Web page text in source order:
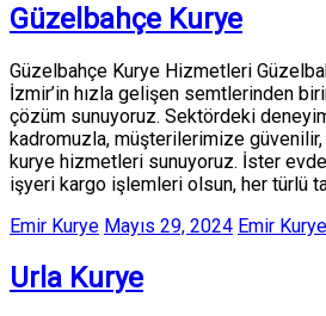
Güzelbahçe Kurye
Güzelbahçe Kurye Hizmetleri
İzmir’in hızla gelişen semtlerinden
çözüm sunuyoruz. Sektördeki
kadromuzla, müşterilerimize
kurye hizmetleri sunuyoruz. İster
işyeri kargo işlemleri olsun, her türlü
Emir Kurye Mayıs 29, 2024 Emir Kurye
Urla Kurye